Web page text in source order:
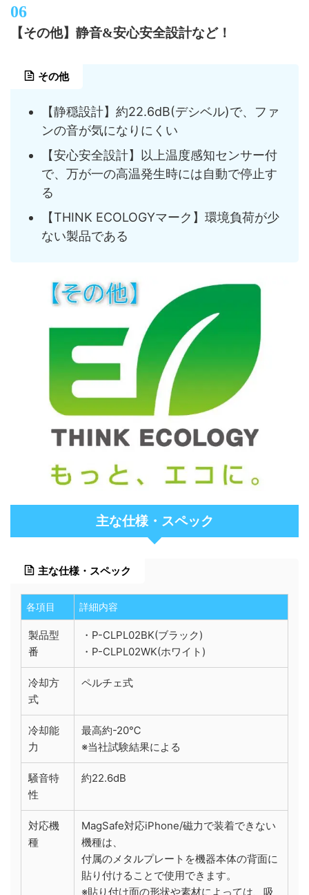
【その他】静音&安心安全設計など！
その他
【静穏設計】約22.6dB(デシベル)で、ファ
ンの音が気になりにくい
【安心安全設計】以上温度感知センサー付
で、万が一の高温発生時には自動で停止す
る
【THINK ECOLOGYマーク】環境負荷が少
ない製品である
主な仕様・スペック
主な仕様・スペック
各項目 詳細内容
製品型
番
・P-CLPL02BK(ブラック)
・P-CLPL02WK(ホワイト)
冷却方
式
ペルチェ式
冷却能
力
最高約-20℃
※当社試験結果による
騒音特
性
約22.6dB
対応機
種
MagSafe対応iPhone/磁力で装着できない
機種は、
付属のメタルプレートを機器本体の背面に
貼り付けることで使用できます。
※貼り付け面の形状や素材によっては、吸